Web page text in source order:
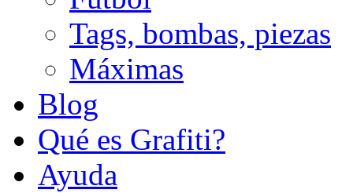
Tags, bombas, piezas
Máximas
Blog
Qué es Grafiti?
Ayuda